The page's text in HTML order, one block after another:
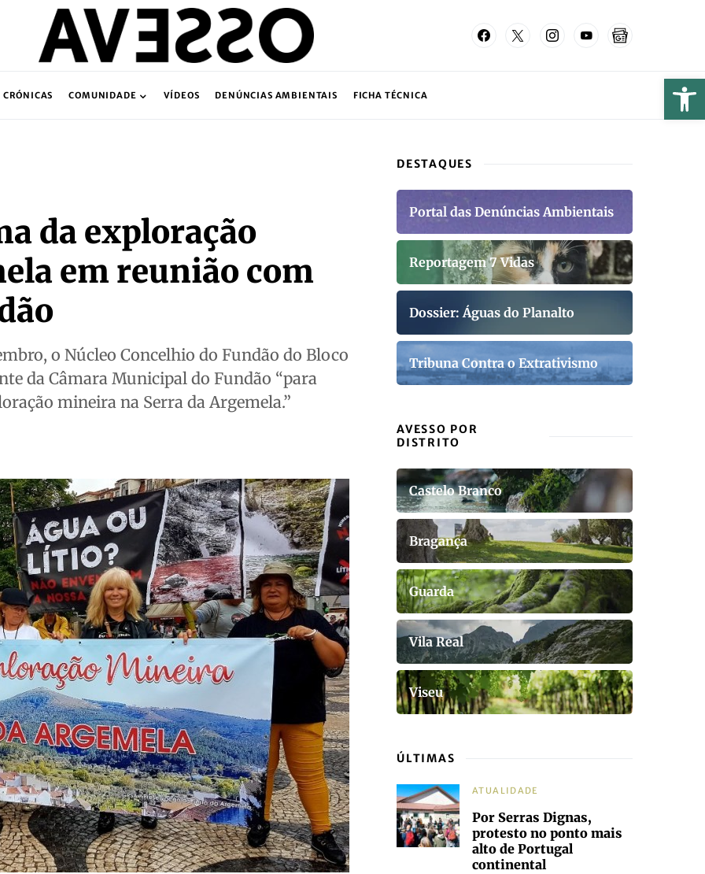
CRÓNICAS COMUNIDADE VÍDEOS DENÚNCIAS AMBIENTAIS FICHA TÉCNICA
da exploração
em reunião com
o Núcleo Concelhio do Fundão do Bloco
da Câmara Municipal do Fundão “para
mineira na Serra da Argemela.”
DESTAQUES
Portal das Denúncias Ambientais
Reportagem 7 Vidas
Dossier: Águas do Planalto
Tribuna Contra o Extrativismo
AVESSO POR
DISTRITO
Castelo Branco
Bragança
Guarda
Vila Real
Viseu
ÚLTIMAS
ATUALIDADE
Por Serras Dignas,
protesto no ponto mais
alto de Portugal
continental